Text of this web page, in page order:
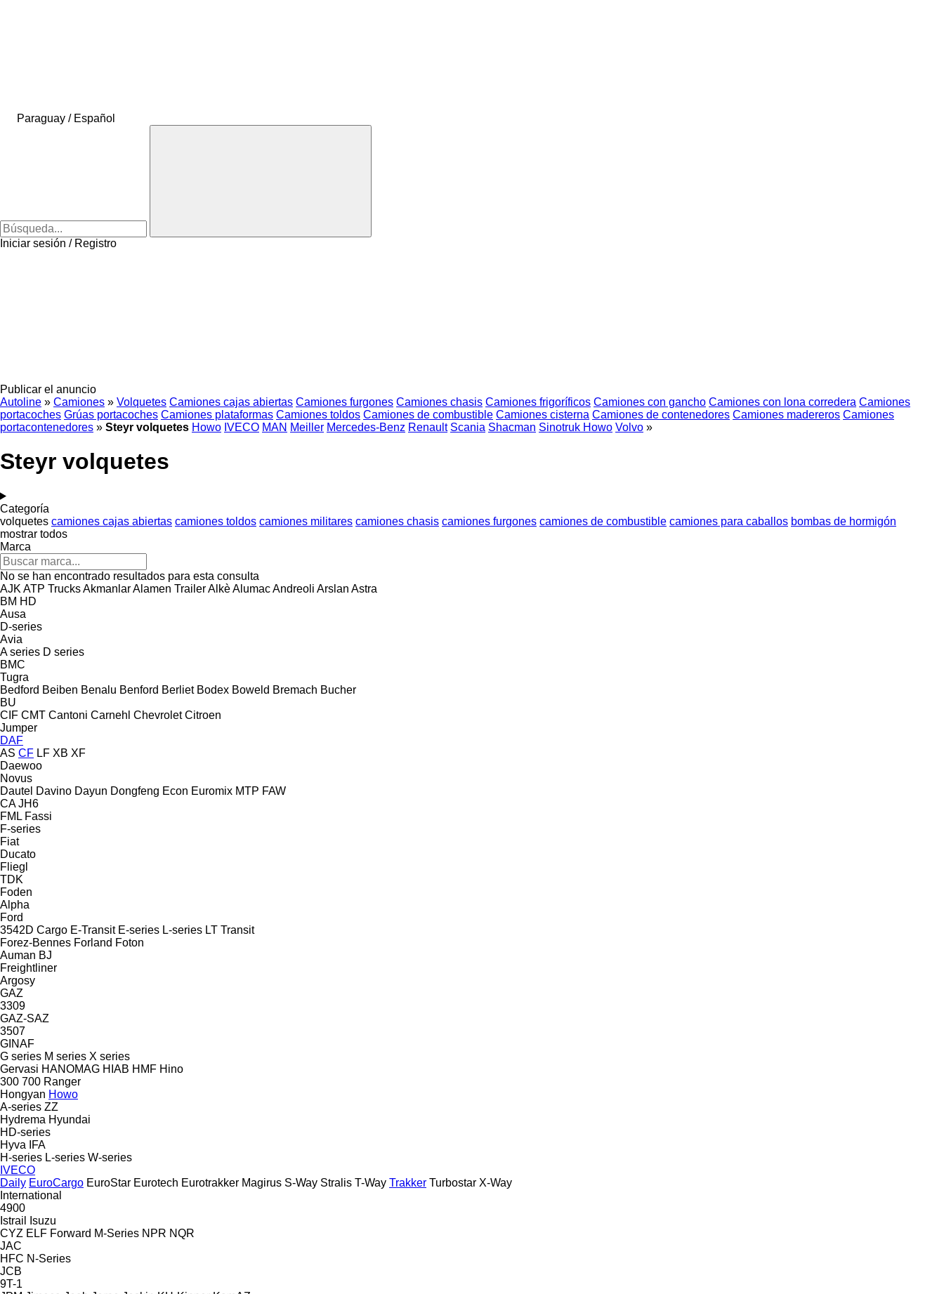
Paraguay / Español
Iniciar sesión / Registro
Publicar el anuncio
Autoline » Camiones » Volquetes Camiones cajas abiertas Camiones furgones Camiones chasis Camiones frigoríficos Camiones con gancho Camiones con lona corredera Camiones
portacoches Grúas portacoches Camiones plataformas Camiones toldos Camiones de combustible Camiones cisterna Camiones de contenedores Camiones madereros Camiones
portacontenedores » Steyr volquetes Howo IVECO MAN Meiller Mercedes-Benz Renault Scania Shacman Sinotruk Howo Volvo »
Steyr volquetes
Categoría
volquetes camiones cajas abiertas camiones toldos camiones militares camiones chasis camiones furgones camiones de combustible camiones para caballos bombas de hormigón
mostrar todos
Marca
No se han encontrado resultados para esta consulta
AJK ATP TrucksAkmanlarAlamen TrailerAlkèAlumacAndreoli Arslan Astra
BM HD
Ausa
D-series
Avia
A series D series
BMC
Tugra
Bedford Beiben Benalu Benford Berliet Bodex Boweld Bremach Bucher
BU
CIF CMT Cantoni Carnehl Chevrolet Citroen
Jumper
DAF
AS CF LF XB XF
Daewoo
Novus
Dautel Davino Dayun Dongfeng Econ Euromix MTP FAW
CA JH6
FML Fassi
F-series
Fiat
Ducato
Fliegl
TDK
Foden
Alpha
Ford
3542D Cargo E-Transit E-series L-series LT Transit
Forez-Bennes Forland Foton
Auman BJ
Freightliner
Argosy
GAZ
3309
GAZ-SAZ
3507
GINAF
G series M series X series
Gervasi HANOMAG HIAB HMF Hino
300 700 Ranger
Hongyan Howo
A-series ZZ
Hydrema Hyundai
HD-series
Hyva
IFA
H-series L-series W-series
IVECO
Daily EuroCargo EuroStar Eurotech Eurotrakker Magirus S-Way Stralis T-Way Trakker Turbostar X-Way
International
4900
Istrail
Isuzu
CYZ ELF Forward M-Series NPR NQR
JAC
HFC N-Series
JCB
9T-1